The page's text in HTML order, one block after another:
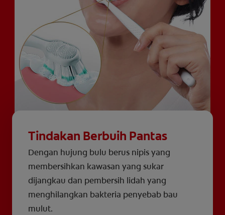
Tindakan Berbuih Pantas
Dengan hujung bulu berus nipis yang
membersihkan kawasan yang sukar
dijangkau dan pembersih lidah yang
menghilangkan bakteria penyebab bau
mulut.